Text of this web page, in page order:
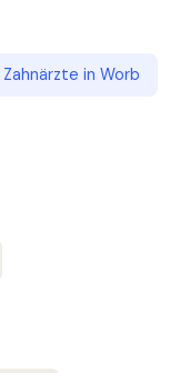
Zahnärzte in Worb